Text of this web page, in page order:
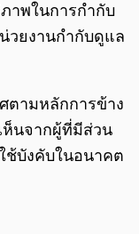
าพในการกำกับ
วยงานกำกับดูแล
ตามหลักการข้าง
ห็นจากผู้ที่มีส่วน
ช้บังคับในอนาคต